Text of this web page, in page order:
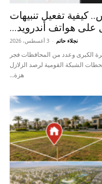
كيفية تفعيل تنبيهات
على هواتف أندرويد...
نجلاء حاتم - 3 أغسطس، 2026
الكبرى وعدد من المحافظات فجر
الشبكة القومية لرصد الزلازل
هزة...